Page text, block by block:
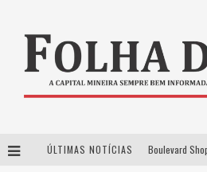
ÚLTIMAS NOTÍCIAS